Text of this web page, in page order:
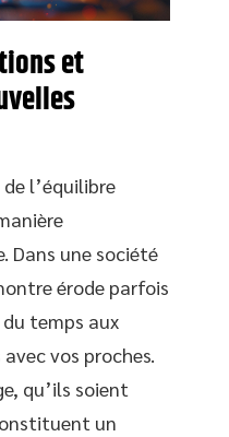
et
l’équilibre
Dans une société
érode parfois
temps aux
vos proches.
qu’ils soient
un